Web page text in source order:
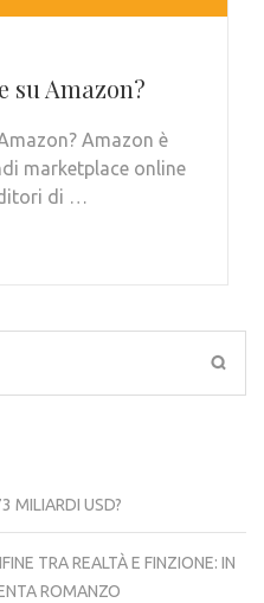
su Amazon?
Amazon è
marketplace online
di …
MILIARDI USD?
TRA REALTÀ E FINZIONE: IN
ROMANZO